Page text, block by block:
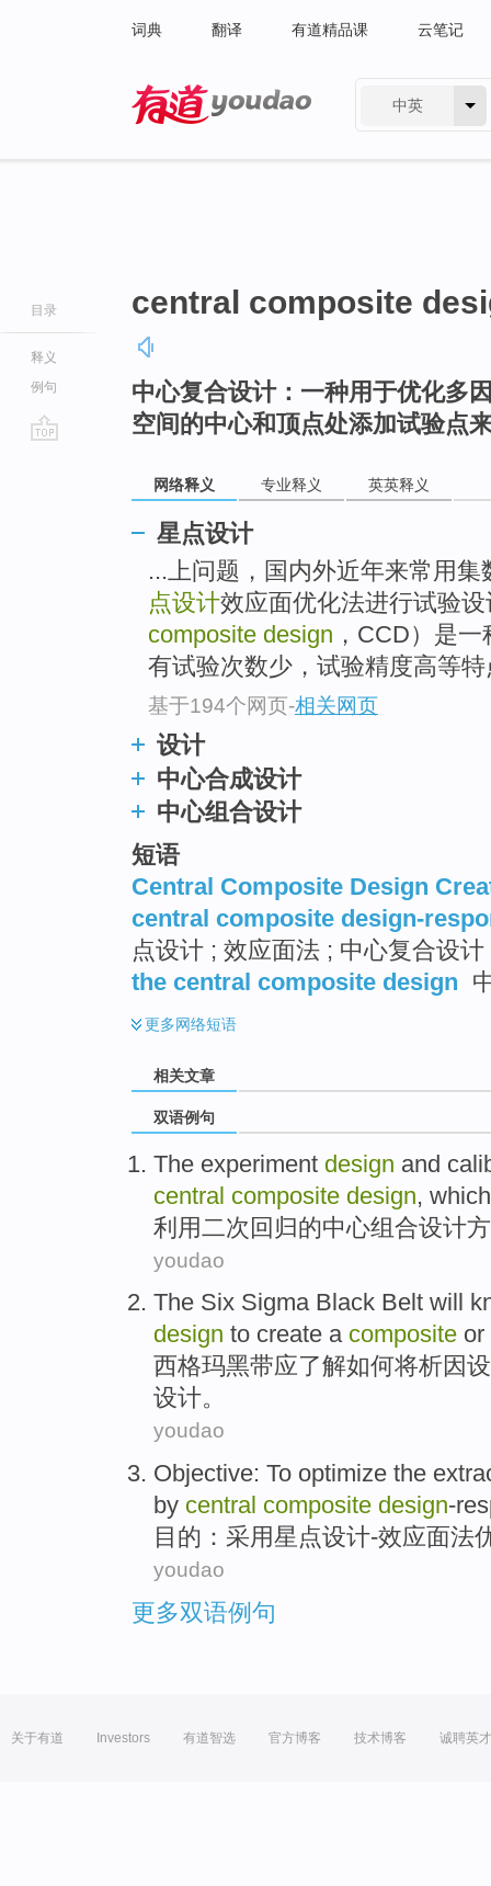
词典 翻译 有道精品课 云笔记
中英
目录
释义
例句
central composite
中心复合设计：一种用于优化多
空间的中心和顶点处添加试验点
网络释义 专业释义 英英释义
星点设计
...上问题，国内外近年来常用
点设计效应面优化法进行试验
composite design ，CCD）是
有试验次数少，试验精度高等
基于194个网页-相关网页
设计
中心合成设计
中心组合设计
短语
Central Composite Design
central composite design-
点设计 ; 效应面法 ; 中心复合设
the central composite design
更多网络短语
相关文章
双语例句
The experiment design and
central composite design,
利用二次回归的中心组合设计
youdao
The Six Sigma Black Belt will
design to create a composite or
西格玛黑带应了解如何将析因
设计。
youdao
Objective: To optimize the
by central composite design-
目的 ：采用星点设计-效应面法
youdao
更多双语例句
关于有道 Investors 有道智选 官方博客 技术博客 诚聘英才